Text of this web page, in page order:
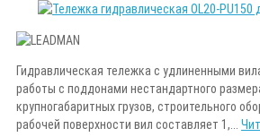
Гидравлическая тележка с удлиненными
работы с поддонами нестандартного
крупногабаритных грузов, строительного
рабочей поверхности вил составляет 1,...